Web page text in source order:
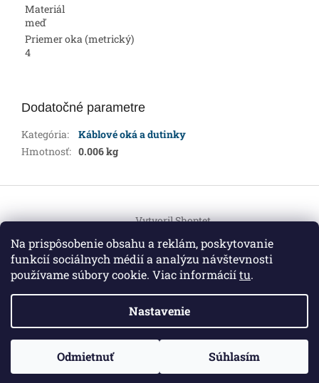
Na prispôsobenie obsahu a reklám, poskytovanie
funkcií sociálnych médií a analýzu návštevnosti
používame súbory cookie. Viac informáciítu.
Nastavenie
Odmietnuť Súhlasím
ZO ZDRAVOTNÝCH DÔVODOV BUDÚ VAŠE OBJEDNÁVKY
Materiál
meď
Priemer oka (metrický)
4
Dodatočné parametre
Kategória:
Káblové oká a dutinky
Hmotnosť: 0.006 kg
p
Vytvoril Shoptet
Copyright 2026HEMI Elektro. Všetky práva vyhradené.
Upraviť nastavenie cookies
Informácie pre vás
|Certifikáty| Kontakt|Obchodné
podmienky|GDPR